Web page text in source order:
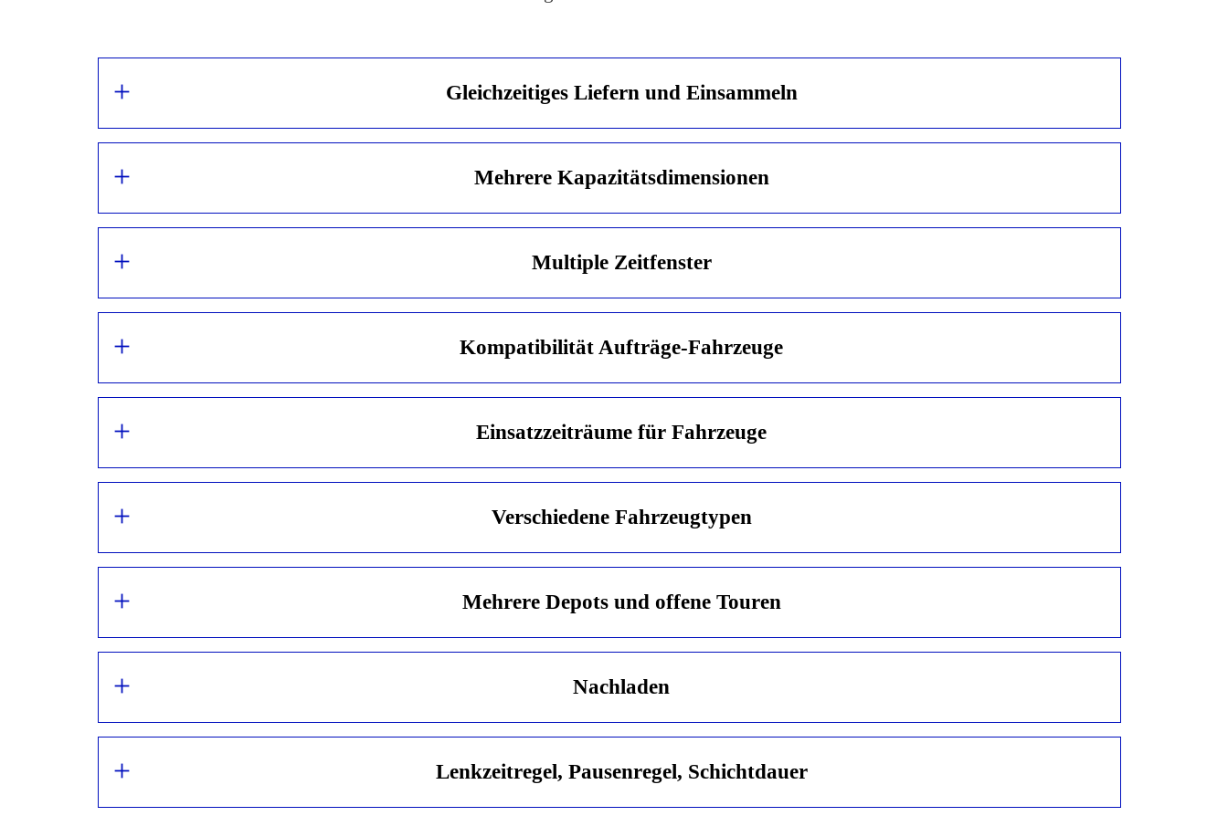
Gleichzei­tiges Liefern und Einsammeln
Mehrere Kapazitäts­dimensionen
Multiple Zeitfenster
Kompatibili­tät Aufträge-Fahrzeuge
Einsatzzeit­räume für Fahrzeuge
Verschie­dene Fahrzeug­typen
Mehrere Depots und offene Touren
Nachladen
Lenkzeit­regel, Pausenregel, Schichtdauer